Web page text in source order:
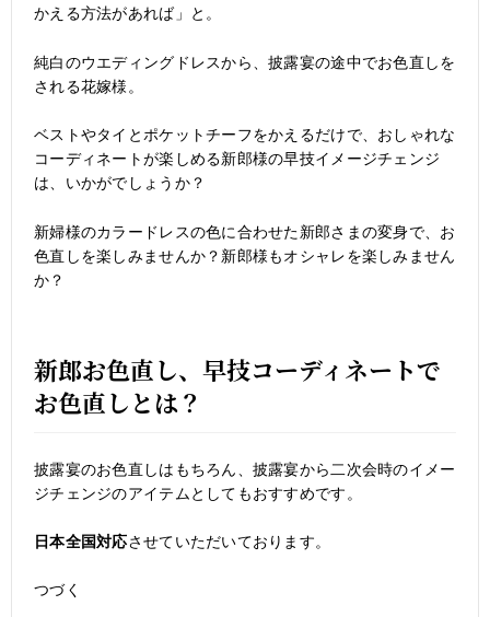
かえる方法があれば」と。
純白のウエディングドレスから、披露宴の途中でお色直しを
される花嫁様。
ベストやタイとポケットチーフをかえるだけで、おしゃれな
コーディネートが楽しめる新郎様の早技イメージチェンジ
は、いかがでしょうか？
新婦様のカラードレスの色に合わせた新郎さまの変身で、お
色直しを楽しみませんか？新郎様もオシャレを楽しみません
か？
新郎お色直し、早技コーディネートで
お色直しとは？
披露宴のお色直しはもちろん、披露宴から二次会時のイメー
ジチェンジのアイテムとしてもおすすめです。
日本全国対応させていただいております。
つづく